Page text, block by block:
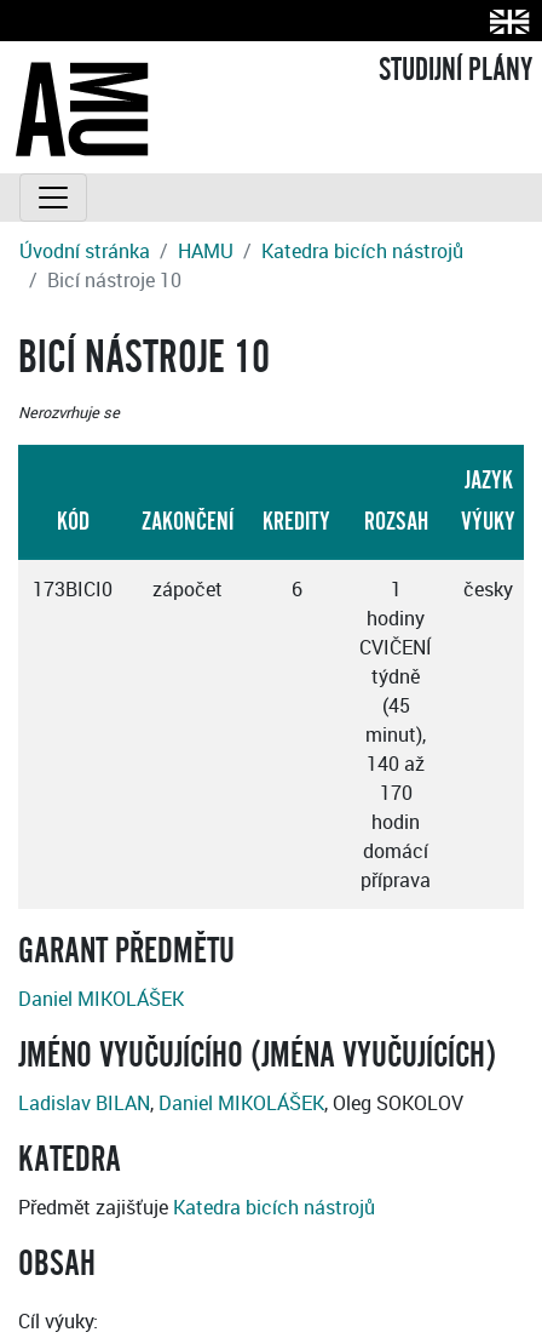
STUDIJNÍ PLÁNY
Úvodní stránka HAMU
Katedra bicích nástrojů
Bicí nástroje 10
BICÍ NÁSTROJE 10
Nerozvrhuje se
KÓD ZAKONČENÍ KREDITY ROZSAH
JAZYK
VÝUKY
173BICI0 zápočet 6
1
hodiny
CVIČENÍ
týdně
(45
minut),
140 až
170
hodin
domácí
příprava
česky
GARANT PŘEDMĚTU
Daniel MIKOLÁŠEK
JMÉNO VYUČUJÍCÍHO (JMÉNA VYUČUJÍCÍCH)
Ladislav BILAN, Daniel MIKOLÁŠEK, Oleg SOKOLOV
KATEDRA
Předmět zajišťuje Katedra bicích nástrojů
OBSAH
Cíl výuky: